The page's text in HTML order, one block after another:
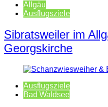
Allgäu
Ausflugsziele
Sibratsweiler im
Georgskirche
Ausflugsziele
Bad Waldsee